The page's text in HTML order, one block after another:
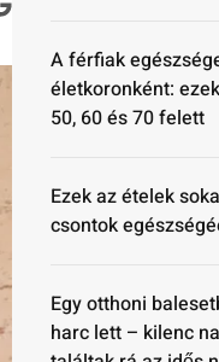
A férfiak
életkoronként:
50, 60 és 70 felett
Ezek az ételek
csontok
Egy otthoni
harc lett – kilenc